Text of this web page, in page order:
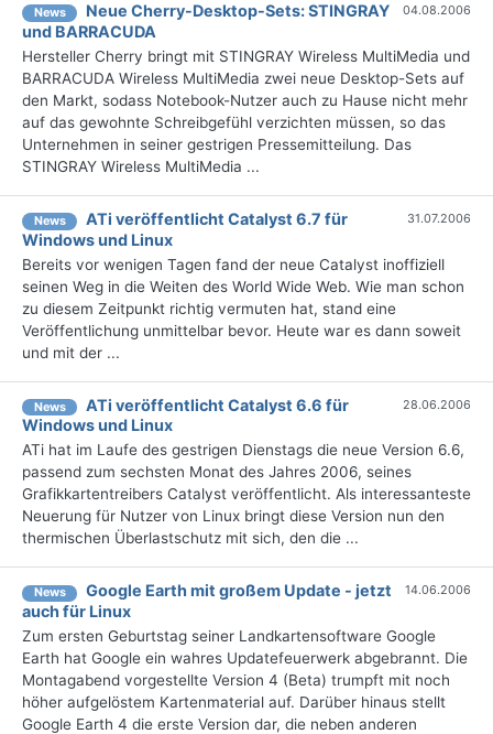
News
Neue Cherry-Desktop-Sets: STINGRAY
und BARRACUDA
04.08.2006
Hersteller Cherry bringt mit STINGRAY Wireless MultiMedia und
BARRACUDA Wireless MultiMedia zwei neue Desktop-Sets auf
den Markt, sodass Notebook-Nutzer auch zu Hause nicht mehr
auf das gewohnte Schreibgefühl verzichten müssen, so das
Unternehmen in seiner gestrigen Pressemitteilung. Das
STINGRAY Wireless MultiMedia ...
News
ATi veröffentlicht Catalyst 6.7 für
Windows und Linux
31.07.2006
Bereits vor wenigen Tagen fand der neue Catalyst inoffiziell
seinen Weg in die Weiten des World Wide Web. Wie man schon
zu diesem Zeitpunkt richtig vermuten hat, stand eine
Veröffentlichung unmittelbar bevor. Heute war es dann soweit
und mit der ...
News
ATi veröffentlicht Catalyst 6.6 für
Windows und Linux
28.06.2006
ATi hat im Laufe des gestrigen Dienstags die neue Version 6.6,
passend zum sechsten Monat des Jahres 2006, seines
Grafikkartentreibers Catalyst veröffentlicht. Als interessanteste
Neuerung für Nutzer von Linux bringt diese Version nun den
thermischen Überlastschutz mit sich, den die ...
News
Google Earth mit großem Update - jetzt
auch für Linux
14.06.2006
Zum ersten Geburtstag seiner Landkartensoftware Google
Earth hat Google ein wahres Updatefeuerwerk abgebrannt. Die
Montagabend vorgestellte Version 4 (Beta) trumpft mit noch
höher aufgelöstem Kartenmaterial auf. Darüber hinaus stellt
Google Earth 4 die erste Version dar, die neben anderen